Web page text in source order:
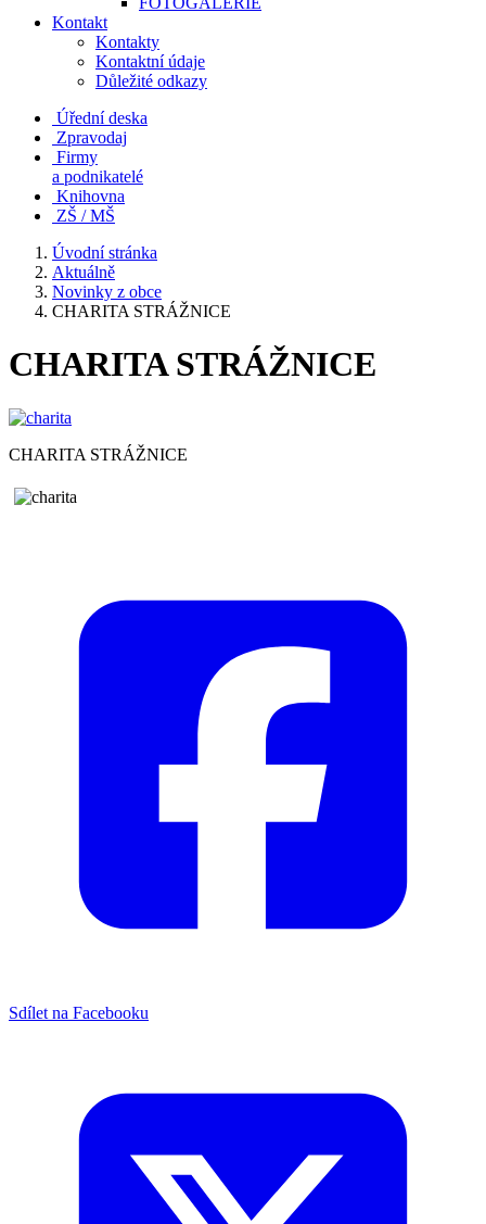
Kontakt
Kontakty
Kontaktní údaje
Důležité odkazy
Úřední deska
Zpravodaj
Firmy
a podnikatelé
Knihovna
ZŠ / MŠ
Úvodní stránka
Aktuálně
Novinky z obce
CHARITA STRÁŽNICE
CHARITA STRÁŽNICE
CHARITA STRÁŽNICE
Sdílet na Facebooku